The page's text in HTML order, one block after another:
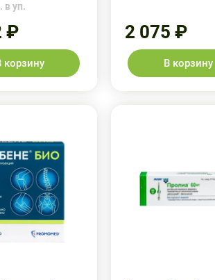
в уп.
₽
корзину
2 075 ₽
В корзину